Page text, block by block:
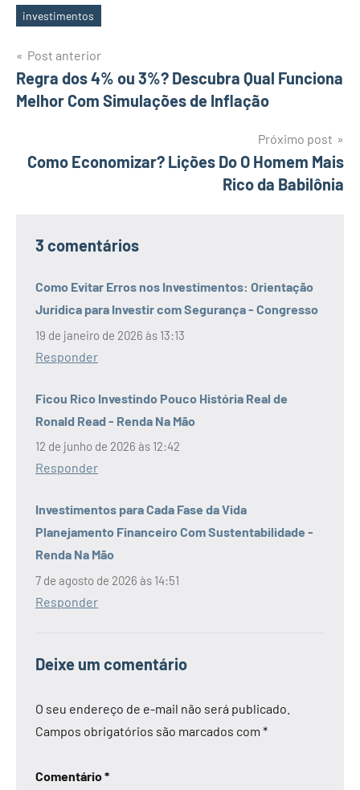
Tags
investimentos
Navegação
de
Post anterior
Regra dos 4% ou 3%? Descubra Qual Funciona
Melhor Com Simulações de Inflação
Próximo post
Como Economizar? Lições Do O Homem Mais
Rico da Babilônia
3 comentários
Como Evitar Erros nos Investimentos: Orientação
Jurídica para Investir com Segurança - Congresso
19 de janeiro de 2026 às 13:13
Responder
Ficou Rico Investindo Pouco História Real de
Ronald Read - Renda Na Mão
12 de junho de 2026 às 12:42
Responder
Investimentos para Cada Fase da Vida
Planejamento Financeiro Com Sustentabilidade -
Renda Na Mão
7 de agosto de 2026 às 14:51
Responder
Deixe um comentário
O seu endereço de e-mail não será publicado.
Campos obrigatórios são marcados com *
Comentário*